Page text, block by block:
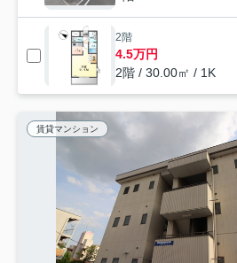
2階
4.5万円
2階 / 30.00㎡ / 1K
賃貸マンション